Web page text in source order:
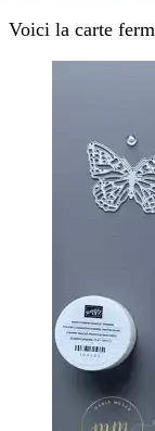
Voici la carte